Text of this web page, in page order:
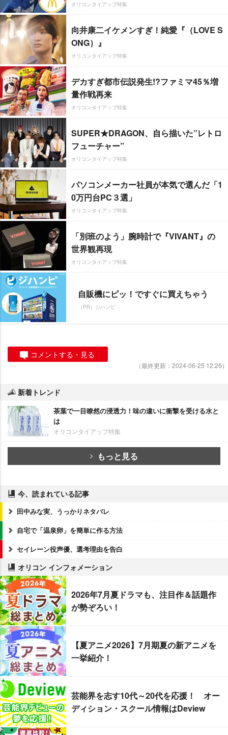
オリコンタイアップ特集
向井康二イケメンすぎ！純愛『（LOVE S
ONG）』
オリコンタイアップ特集
デカすぎ都市伝説発生!?ファミマ45％増
量作戦再来
オリコンタイアップ特集
SUPER★DRAGON、自ら描いた”レトロ
フューチャー”
オリコンタイアップ特集
パソコンメーカー社員が本気で選んだ「1
0万円台PC３選」
オリコンタイアップ特集
「別班のよう」腕時計で『VIVANT』の
世界観再現
オリコンタイアップ特集
自販機にピッ！ですぐに買えちゃう
（PR）ジハンピ
コメントする・見る
（最終更新：2024-06-25 12:26）
新着トレンド
茶葉で一目瞭然の浸透力！味の違いに衝撃を受ける水と
は
オリコンタイアップ特集
もっと見る
今、読まれている記事
田中みな実、うっかりネタバレ
自宅で「温泉卵」を簡単に作る方法
セイレーン役声優、選考理由を告白
オリコン インフォメーション
2026年7月夏ドラマも、注目作＆話題作
が勢ぞろい！
【夏アニメ2026】7月期夏の新アニメを
一挙紹介！
芸能界を志す10代～20代を応援！ オー
ディション・スクール情報はDeview